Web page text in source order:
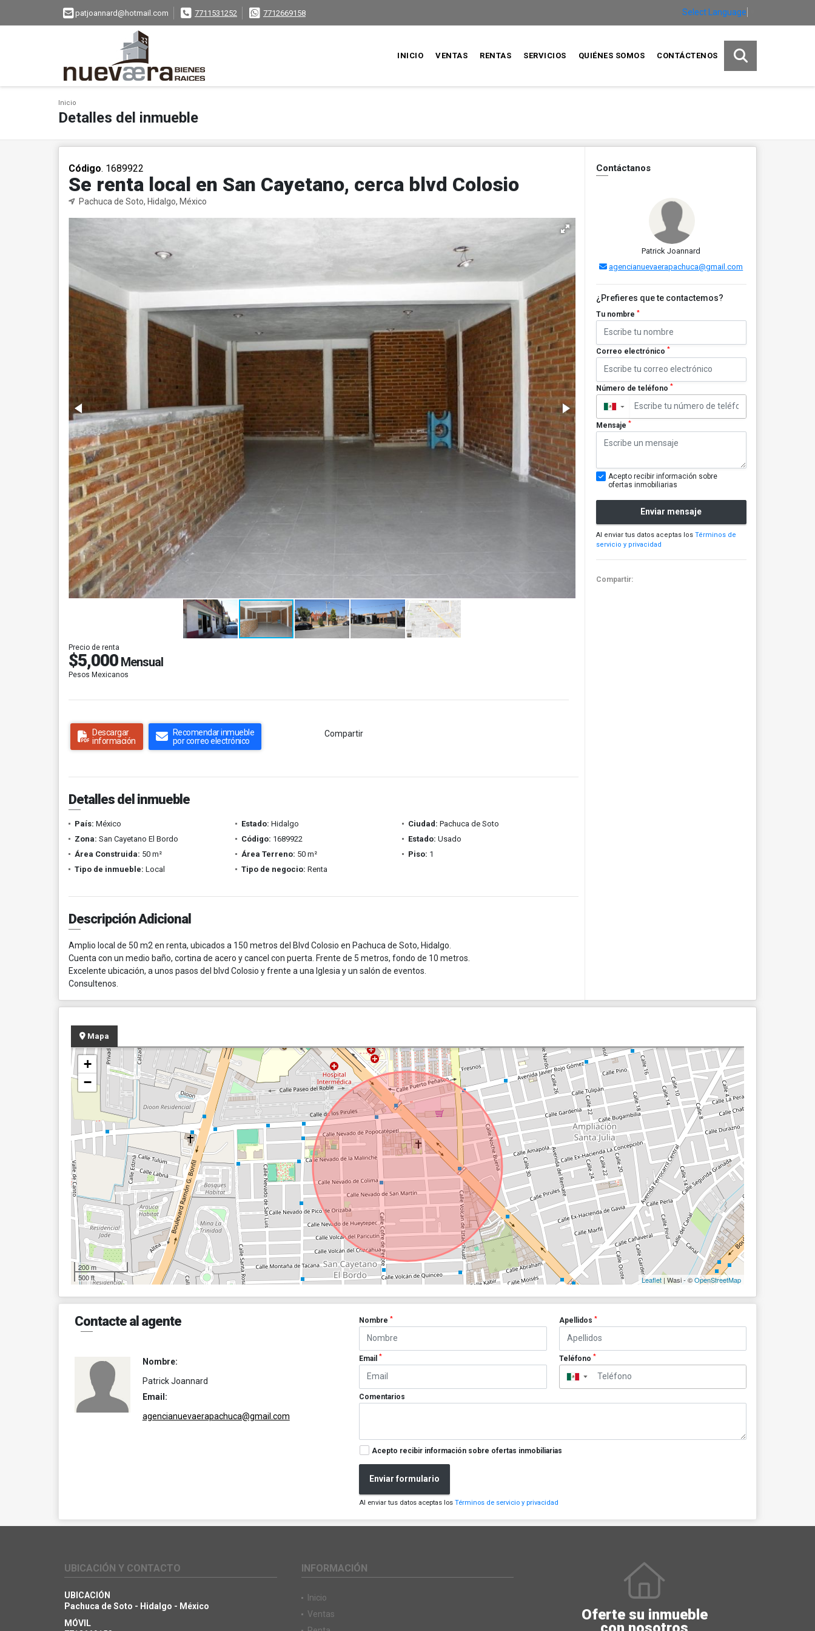
patjoannard@hotmail.com 7711531252 7712669158 Select Language
INICIO VENTAS RENTAS SERVICIOS QUIÉNES SOMOS CONTÁCTENOS
Inicio
Detalles del inmueble
Código. 1689922
Se renta local en San Cayetano, cerca blvd Colosio
Pachuca de Soto, Hidalgo, México
Precio de renta
$5,000 Mensual
Pesos Mexicanos
Descargar
información
Recomendar inmueble
por correo electrónico
Compartir
Detalles del inmueble
País: México Estado: Hidalgo Ciudad: Pachuca de Soto
Zona: San Cayetano El Bordo Código: 1689922 Estado: Usado
Área Construida: 50 m² Área Terreno: 50 m² Piso: 1
Tipo de inmueble: Local Tipo de negocio: Renta
Descripción Adicional
Amplio local de 50 m2 en renta, ubicados a 150 metros del Blvd Colosio en Pachuca de Soto, Hidalgo.
Cuenta con un medio baño, cortina de acero y cancel con puerta. Frente de 5 metros, fondo de 10 metros.
Excelente ubicación, a unos pasos del blvd Colosio y frente a una Iglesia y un salón de eventos.
Consultenos.
Contáctanos
Patrick Joannard
agencianuevaerapachuca@gmail.com
¿Prefieres que te contactemos?
Tu nombre *
Correo electrónico *
Número de teléfono *
▼
Mensaje *
Acepto recibir información sobre
ofertas inmobiliarias
Enviar mensaje
Al enviar tus datos aceptas los Términos de
servicio y privacidad
Compartir:
Mapa
+
−
200 m
500 ft
Leaflet | Wasi - ©OpenStreetMap
Contacte al agente
Nombre:
Patrick Joannard
Email:
agencianuevaerapachuca@gmail.com
Nombre* Apellidos *
Email* Teléfono *
▼
Comentarios
Acepto recibir información sobre ofertas inmobiliarias
Enviar formulario
Al enviar tus datos aceptas losTérminos de servicio y privacidad
UBICACIÓN Y CONTACTO
UBICACIÓN
Pachuca de Soto - Hidalgo - México
MÓVIL
INFORMACIÓN
Inicio
Ventas
Oferte su inmueble